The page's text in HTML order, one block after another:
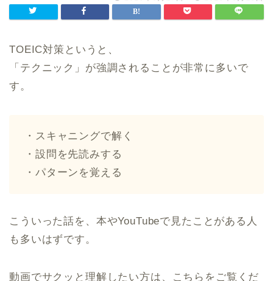
TOEIC対策というと、
「テクニック」が強調されることが非常に多いで
す。
・スキャニングで解く
・設問を先読みする
・パターンを覚える
こういった話を、本やYouTubeで見たことがある人
も多いはずです。
動画でサクッと理解したい方は、こちらをご覧くだ